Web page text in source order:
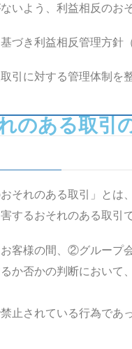
いよう、利益相反のお
づき利益相反管理方針
引に対する管理体制を
のある取引
それのある取引」とは
するおそれのある取引で
客様の間、②グループ
か否かの判断におい
止されている行為であ